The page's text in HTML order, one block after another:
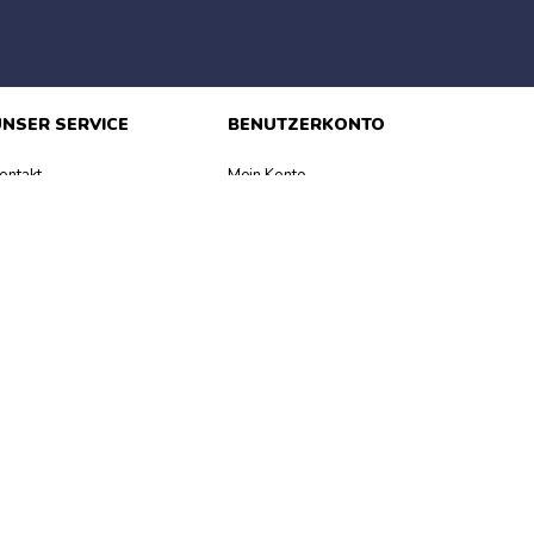
SERVICE BENUTZERKONTO
Mein Konto